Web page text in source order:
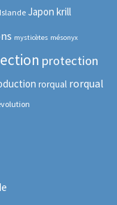
Islande Japon krill
mysticètes mésonyx
protection
rorqual rorqual